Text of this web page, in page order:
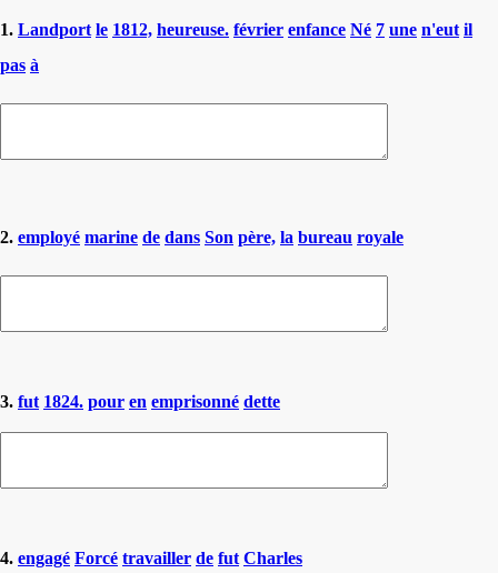
1. Landport le 1812, heureuse. février enfance Né 7 une n'eut il
pas à
2. employé marine de dans Son père, la bureau royale
3. fut 1824. pour en emprisonné dette
4. engagé Forcé travailler de fut Charles